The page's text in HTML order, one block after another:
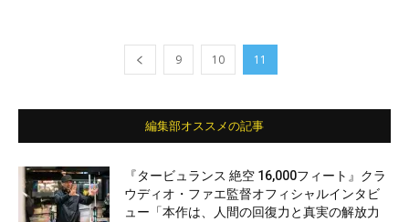
9 10 11
編集部オススメの記事
『タービュランス 絶空 16,000フィート』クラ
ウディオ・ファエ監督オフィシャルインタビ
ュー「本作は、人間の回復力と真実の解放力